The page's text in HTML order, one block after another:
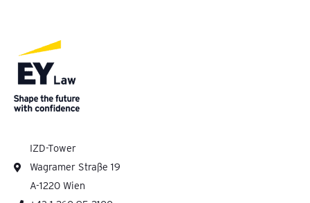
IZD-Tower
Wagramer Straße 19
A-1220 Wien